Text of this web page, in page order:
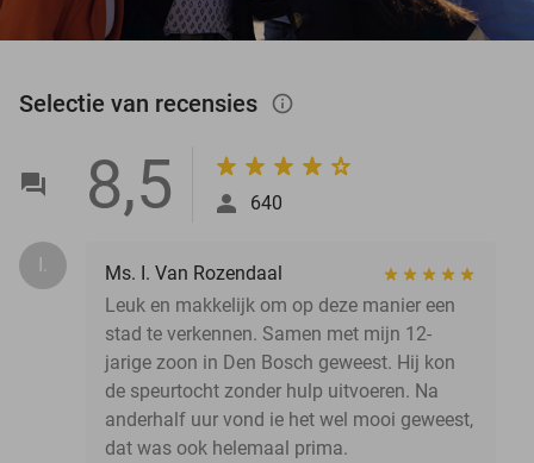
Selectie van recensies info_outlined
8,5 640
I.
Ms. I. Van Rozendaal
Leuk en makkelijk om op deze manier een
stad te verkennen. Samen met mijn 12-
jarige zoon in Den Bosch geweest. Hij kon
de speurtocht zonder hulp uitvoeren. Na
anderhalf uur vond ie het wel mooi geweest,
dat was ook helemaal prima.